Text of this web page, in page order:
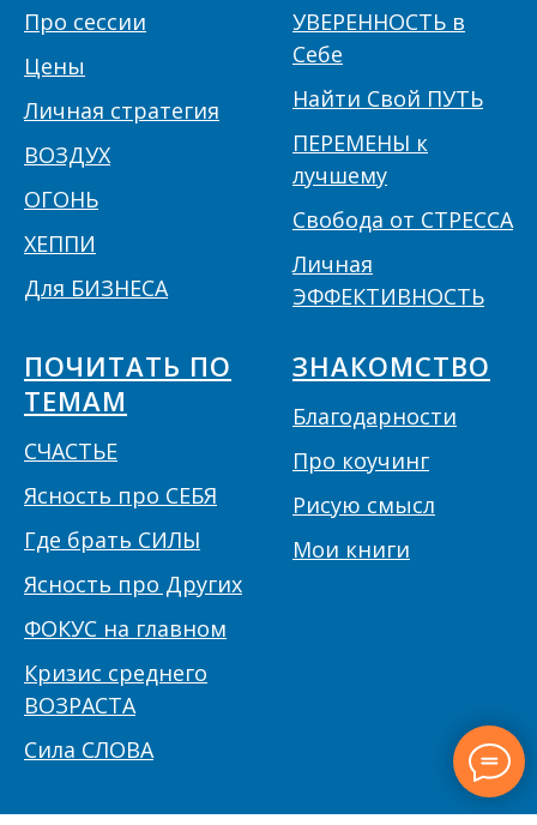
Про сессии
Цены
Личная стратегия
ВОЗДУХ
ОГОНЬ
ХЕППИ
Для БИЗНЕСА
УВЕРЕННОСТЬ в
Себе
Найти Свой ПУТЬ
ПЕРЕМЕНЫ к
лучшему
Свобода от СТРЕССА
Личная
ЭФФЕКТИВНОСТЬ
ПОЧИТАТЬ ПО
ТЕМАМ
СЧАСТЬЕ
Ясность про СЕБЯ
Где брать СИЛЫ
Ясность про Других
ФОКУС на главном
Кризис среднего
ВОЗРАСТА
Сила СЛОВА
ЗНАКОМСТВО
Благодарности
Про коучинг
Рисую смысл
Мои книги